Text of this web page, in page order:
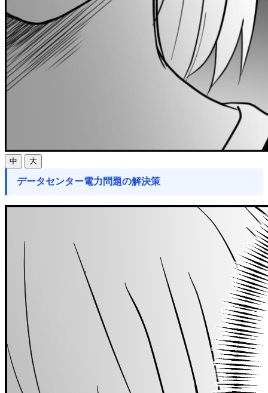
中 大
データセンター電力問題の解決策